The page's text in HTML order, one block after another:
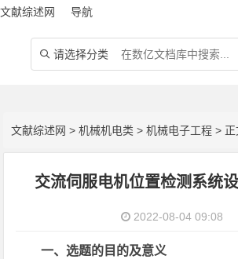
文献综述网 导航
 请选择分类
文献综述网 >机械机电类 >机械电子工程 > 正
交流伺服电机位置检测系统
2022-08-04 09:08
一、选题的目的及意义